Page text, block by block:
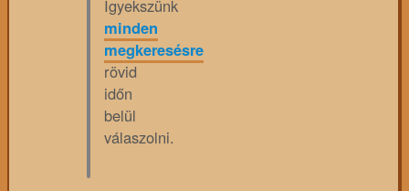
Igyekszünk
minden
megkeresésre
rövid
időn
belül
válaszolni.